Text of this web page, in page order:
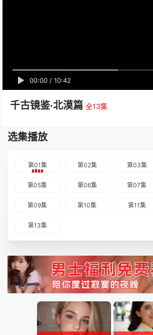
00:00 / 10:42
千古镜鉴·北漠篇 全13集
选集播放
第01集 第02集 第03集
第05集 第06集 第07集
第09集 第10集 第11集
第13集